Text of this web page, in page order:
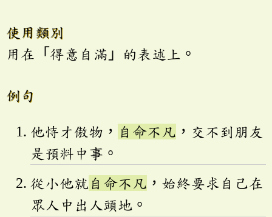
使用類別
用在「得意自滿」的表述上。
例句
他恃才傲物， 自命不凡 ，交不到朋友
是預料中事。
從小他就 自命不凡 ，始終要求自己在
眾人中出人頭地。